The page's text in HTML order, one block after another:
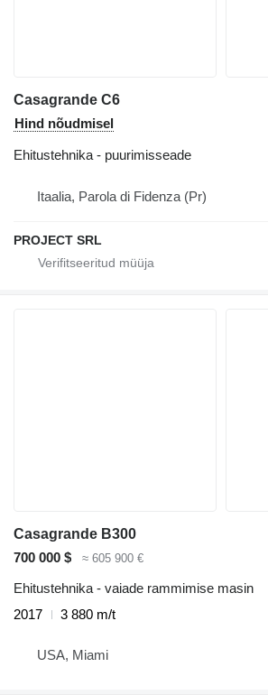
Casagrande C6
Hind nõudmisel
Ehitustehnika - puurimisseade
Itaalia, Parola di Fidenza (Pr)
PROJECT SRL
Casagrande B300
700 000 $
≈ 605 900 €
Ehitustehnika - vaiade rammimise masin
2017
3 880 m/t
USA, Miami